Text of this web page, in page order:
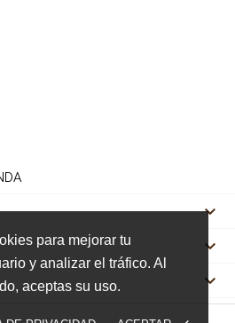
para mejorar tu
y analizar el tráfico. Al
aceptas su uso.


